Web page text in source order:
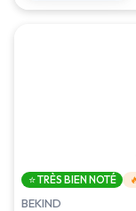
⭐ TRÈS BIEN NOTÉ
BEKIND